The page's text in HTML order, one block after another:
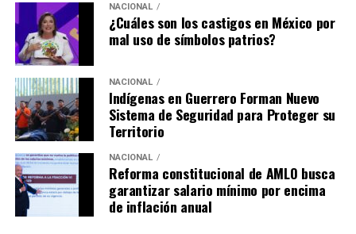
NACIONAL
¿Cuáles son los castigos en México por
mal uso de símbolos patrios?
NACIONAL
Indígenas en Guerrero Forman Nuevo
Sistema de Seguridad para Proteger su
Territorio
NACIONAL
Reforma constitucional de AMLO busca
garantizar salario mínimo por encima
de inflación anual